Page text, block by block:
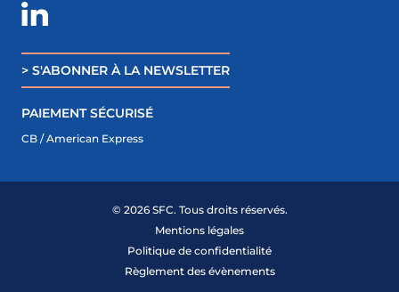
DEVENIR MEMBRE
> S'ABONNER À LA NEWSLETTER
PAIEMENT SÉCURISÉ
CB / American Express
© 2026 SFC. Tous droits réservés.
Mentions légales
Politique de confidentialité
Règlement des évènements